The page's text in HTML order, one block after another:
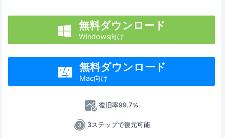
 無料ダウンロード
Windows向け
 無料ダウンロード
Mac向け
復旧率99.7％
3ステップで復元可能